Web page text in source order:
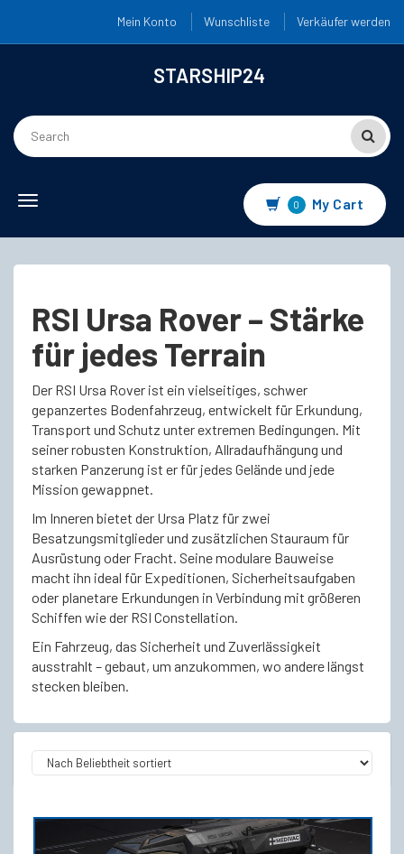
Mein Konto Wunschliste Verkäufer werden
STARSHIP24
Toggle
0 My Cart
RSI Ursa Rover – Stärke
für jedes Terrain
Der RSI Ursa Rover ist ein vielseitiges, schwer
gepanzertes Bodenfahrzeug, entwickelt für Erkundung,
Transport und Schutz unter extremen Bedingungen. Mit
seiner robusten Konstruktion, Allradaufhängung und
starken Panzerung ist er für jedes Gelände und jede
Mission gewappnet.
Im Inneren bietet der Ursa Platz für zwei
Besatzungsmitglieder und zusätzlichen Stauraum für
Ausrüstung oder Fracht. Seine modulare Bauweise
macht ihn ideal für Expeditionen, Sicherheitsaufgaben
oder planetare Erkundungen in Verbindung mit größeren
Schiffen wie der RSI Constellation.
Ein Fahrzeug, das Sicherheit und Zuverlässigkeit
ausstrahlt – gebaut, um anzukommen, wo andere längst
stecken bleiben.